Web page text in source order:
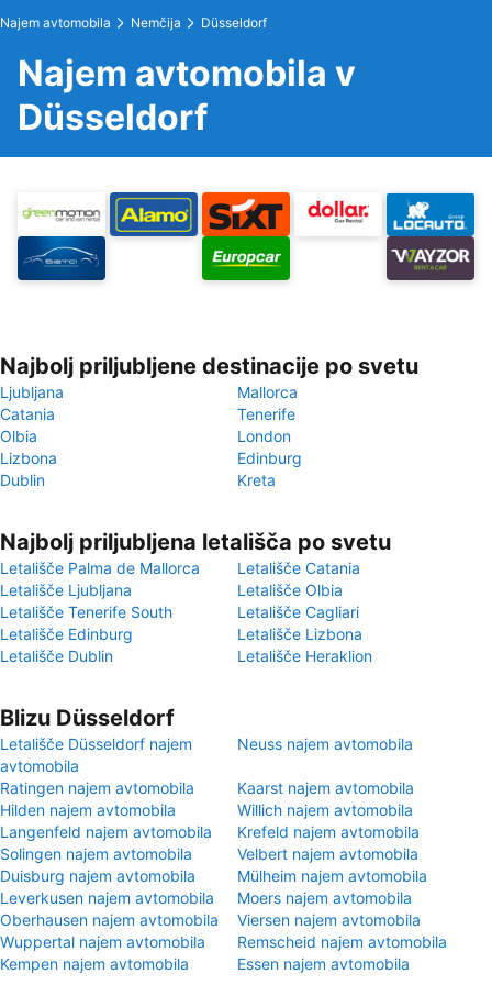
Najem avtomobila Nemčija Düsseldorf
Najem avtomobila v
Düsseldorf
Najbolj priljubljene destinacije po svetu
Ljubljana
Mallorca
Catania
Tenerife
Olbia
London
Lizbona
Edinburg
Dublin
Kreta
Najbolj priljubljena letališča po svetu
Letališče Palma de Mallorca
Letališče Catania
Letališče Ljubljana
Letališče Olbia
Letališče Tenerife South
Letališče Cagliari
Letališče Edinburg
Letališče Lizbona
Letališče Dublin
Letališče Heraklion
Blizu Düsseldorf
Letališče Düsseldorf najem
avtomobila
Neuss najem avtomobila
Ratingen najem avtomobila
Kaarst najem avtomobila
Hilden najem avtomobila
Willich najem avtomobila
Langenfeld najem avtomobila
Krefeld najem avtomobila
Solingen najem avtomobila
Velbert najem avtomobila
Duisburg najem avtomobila
Mülheim najem avtomobila
Leverkusen najem avtomobila
Moers najem avtomobila
Oberhausen najem avtomobila
Viersen najem avtomobila
Wuppertal najem avtomobila
Remscheid najem avtomobila
Kempen najem avtomobila
Essen najem avtomobila